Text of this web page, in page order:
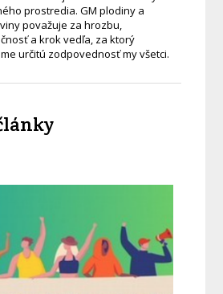
prostredia. GM plodiny a
považuje za hrozbu,
a krok vedľa, za ktorý
určitú zodpovednosť my všetci.